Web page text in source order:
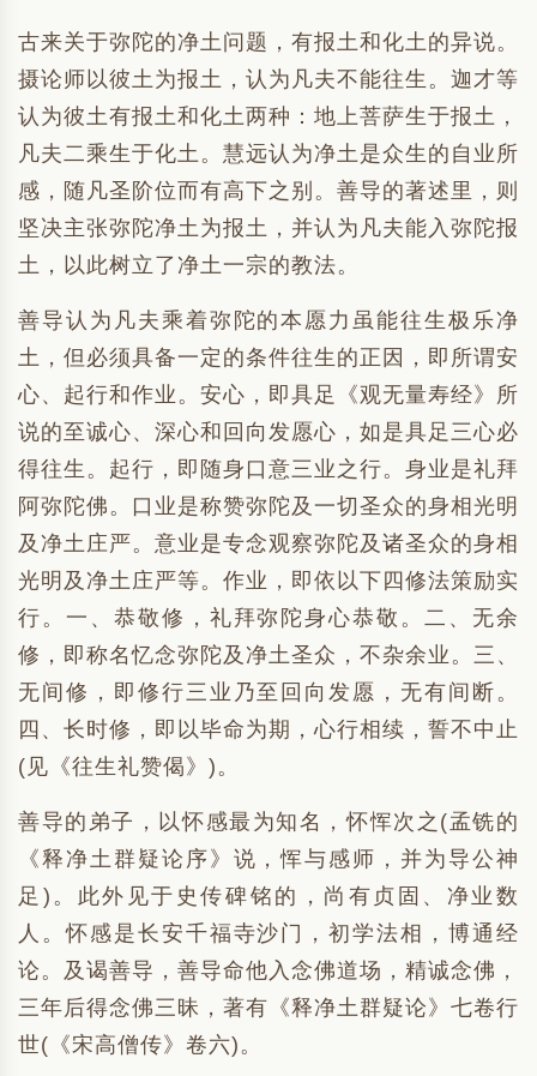
古来关于弥陀的净土问题，有报土和化土的异说。
摄论师以彼土为报土，认为凡夫不能往生。迦才等
认为彼土有报土和化土两种：地上菩萨生于报土，
凡夫二乘生于化土。慧远认为净土是众生的自业所
感，随凡圣阶位而有高下之别。善导的著述里，则
坚决主张弥陀净土为报土，并认为凡夫能入弥陀报
土，以此树立了净土一宗的教法。
善导认为凡夫乘着弥陀的本愿力虽能往生极乐净
土，但必须具备一定的条件往生的正因，即所谓安
心、起行和作业。安心，即具足《观无量寿经》所
说的至诚心、深心和回向发愿心，如是具足三心必
得往生。起行，即随身口意三业之行。身业是礼拜
阿弥陀佛。口业是称赞弥陀及一切圣众的身相光明
及净土庄严。意业是专念观察弥陀及诸圣众的身相
光明及净土庄严等。作业，即依以下四修法策励实
行。一、恭敬修，礼拜弥陀身心恭敬。二、无余
修，即称名忆念弥陀及净土圣众，不杂余业。三、
无间修，即修行三业乃至回向发愿，无有间断。
四、长时修，即以毕命为期，心行相续，誓不中止
(见《往生礼赞偈》)。
善导的弟子，以怀感最为知名，怀恽次之(孟铣的
《释净土群疑论序》说，恽与感师，并为导公神
足)。此外见于史传碑铭的，尚有贞固、净业数
人。怀感是长安千福寺沙门，初学法相，博通经
论。及谒善导，善导命他入念佛道场，精诚念佛，
三年后得念佛三昧，著有《释净土群疑论》七卷行
世(《宋高僧传》卷六)。